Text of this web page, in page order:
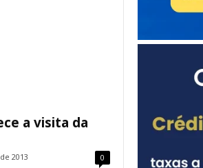
a visita da
2013 0